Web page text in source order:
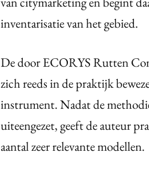
inventarisatie van het gebied.
De door ECORYS Rutten
zich reeds in de praktijk
instrument. Nadat de
uiteengezet, geeft de auteur
aantal zeer relevante modellen.